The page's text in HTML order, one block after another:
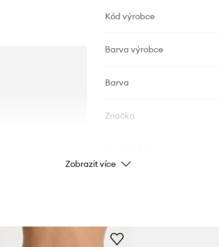
Kód výrobce
Barva výrobce
Barva
Značka
Zobrazit více